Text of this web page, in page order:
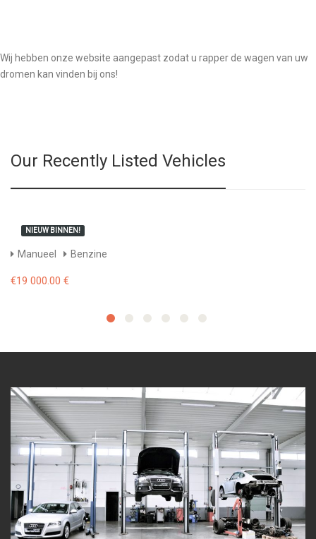
Wij hebben onze website aangepast zodat u rapper de wagen van uw
dromen kan vinden bij ons!
Our Recently Listed Vehicles
NIEUW BINNEN!
Manueel Benzine
€19 000.00 €